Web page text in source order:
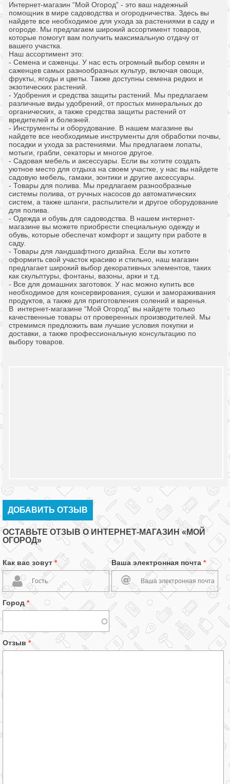
Интернет-магазин “Мой Огород” - это ваш надежный
помощник в мире садоводства и огородничества. Здесь вы
найдете все необходимое для ухода за растениями в саду и
огороде. Мы предлагаем широкий ассортимент товаров,
которые помогут вам получить максимальную отдачу от
вашего участка.
Наш ассортимент это:
- Семена и саженцы. У нас есть огромный выбор семян и
саженцев самых разнообразных культур, включая овощи,
фрукты, ягоды и цветы. Также доступны семена редких и
экзотических растений.
- Удобрения и средства защиты растений. Мы предлагаем
различные виды удобрений, от простых минеральных до
органических, а также средства защиты растений от
вредителей и болезней.
- Инструменты и оборудование. В нашем магазине вы
найдете все необходимые инструменты для обработки почвы,
посадки и ухода за растениями. Мы предлагаем лопаты,
мотыги, грабли, секаторы и многое другое.
- Садовая мебель и аксессуары. Если вы хотите создать
уютное место для отдыха на своем участке, у нас вы найдете
садовую мебель, гамаки, зонтики и другие аксессуары.
- Товары для полива. Мы предлагаем разнообразные
системы полива, от ручных насосов до автоматических
систем, а также шланги, распылители и другое оборудование
для полива.
- Одежда и обувь для садоводства. В нашем интернет-
магазине вы можете приобрести специальную одежду и
обувь, которые обеспечат комфорт и защиту при работе в
саду.
- Товары для ландшафтного дизайна. Если вы хотите
оформить свой участок красиво и стильно, наш магазин
предлагает широкий выбор декоративных элементов, таких
как скульптуры, фонтаны, вазоны, арки и т.д.
- Все для домашних заготовок. У нас можно купить все
необходимое для консервирования, сушки и замораживания
продуктов, а также для приготовления солений и варенья.
В интернет-магазине “Мой Огород” вы найдете только
качественные товары от проверенных производителей. Мы
стремимся предложить вам лучшие условия покупки и
доставки, а также профессиональную консультацию по
выбору товаров.
ДОБАВИТЬ ОТЗЫВ
ОСТАВЬТЕ ОТЗЫВ О ИНТЕРНЕТ-МАГАЗИН «МОЙ
ОГОРОД»
Как вас зовут* Ваша электронная почта *
Город*
Отзыв *